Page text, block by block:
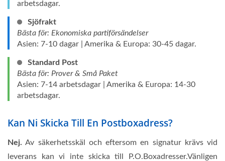
arbetsdagar.
Sjöfrakt
Bästa för: Ekonomiska partiförsändelser
Asien: 7-10 dagar | Amerika & Europa: 30-45 dagar.
Standard Post
Bästa för: Prover & Små Paket
Asien: 7-14 arbetsdagar | Amerika & Europa: 14-30
arbetsdagar.
Kan Ni Skicka Till En Postboxadress?
Nej. Av säkerhetsskäl och eftersom en signatur krävs vid
leverans kan vi inte skicka till P.O.Boxadresser.Vänligen